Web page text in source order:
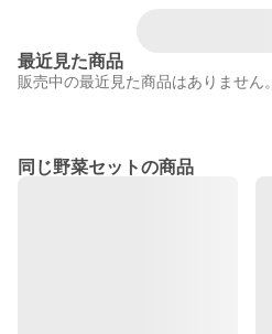
最近見た商品
販売中の最近見た商品はありません。
同じ野菜セットの商品